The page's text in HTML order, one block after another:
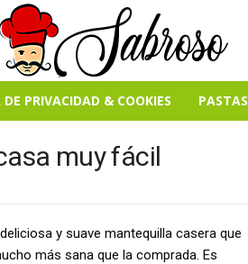
PRIVACIDAD & COOKIES PASTAS
muy fácil
y suave mantequilla casera que
más sana que la comprada. Es